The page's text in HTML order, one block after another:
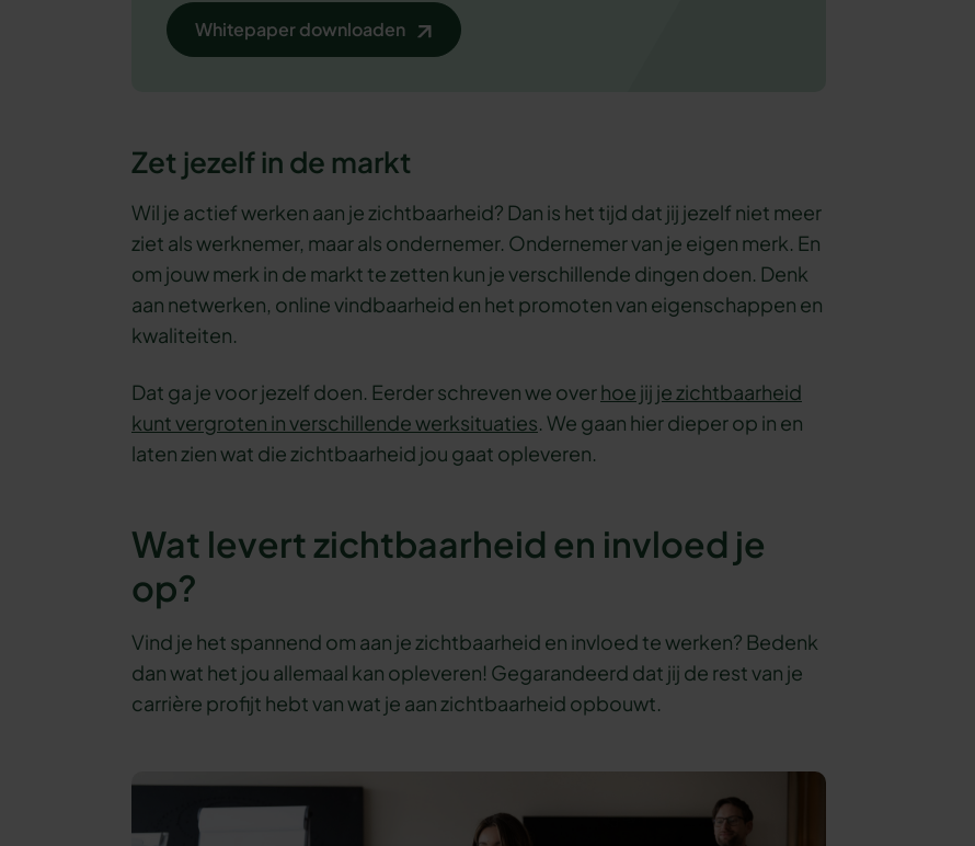
Whitepaper downloaden
Zet jezelf in de markt
Wil je actief werken aan je zichtbaarheid? Dan is het tijd dat jij jezelf niet meer
ziet als werknemer, maar als ondernemer. Ondernemer van je eigen merk. En
om jouw merk in de markt te zetten kun je verschillende dingen doen. Denk
aan netwerken, online vindbaarheid en het promoten van eigenschappen en
kwaliteiten.
Dat ga je voor jezelf doen. Eerder schreven we overhoe jij je zichtbaarheid
kunt vergroten in verschillende werksituaties. We gaan hier dieper op in en
laten zien wat die zichtbaarheid jou gaat opleveren.
Wat levert zichtbaarheid en invloed je
op?
Vind je het spannend om aan je zichtbaarheid en invloed te werken? Bedenk
dan wat het jou allemaal kan opleveren! Gegarandeerd dat jij de rest van je
carrière profijt hebt van wat je aan zichtbaarheid opbouwt.